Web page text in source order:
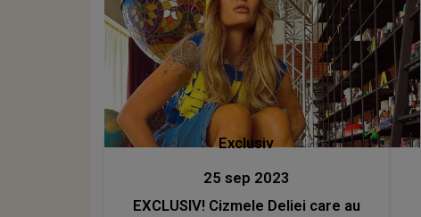
Exclusiv
25 sep 2023
EXCLUSIV! Cizmele Deliei care au